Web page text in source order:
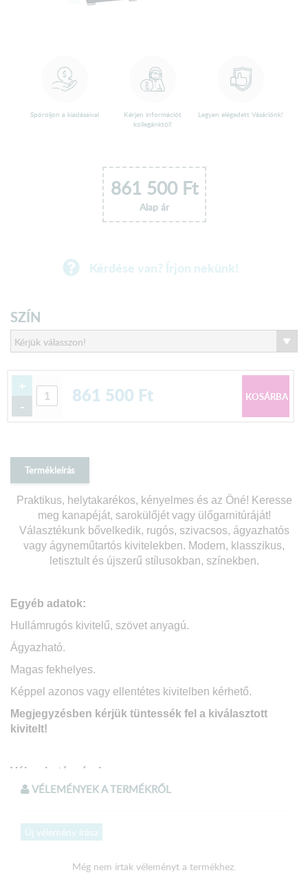
Spóroljon a kiadásaival
Kérjen információt
kollegánktól!
Legyen elégedett Vásárlónk!
861 500Ft
Alap ár
Kérdése van? Írjon nekünk!
SZÍN
+
-
861 500 Ft
Termékleírás
Praktikus, helytakarékos, kényelmes és az Öné! Keresse
meg kanapéját, sarokülőjét vagy ülőgarnitúráját!
Választékunk bővelkedik, rugós, szivacsos, ágyazhatós
vagy ágyneműtartós kivitelekben. Modern, klasszikus,
letisztult és újszerű stílusokban, színekben.
Egyéb adatok:
Hullámrugós kivitelű, szövet anyagú.
Ágyazható.
Magas fekhelyes.
Képpel azonos vagy ellentétes kivitelben kérhető.
Megjegyzésben kérjük tüntessék fel a kiválasztott
kivitelt!
Válaszható színek:
Mélykék szövet
Méretek:
VÉLEMÉNYEK A TERMÉKRŐL
Új vélemény írása
Még nem írtak véleményt a termékhez.